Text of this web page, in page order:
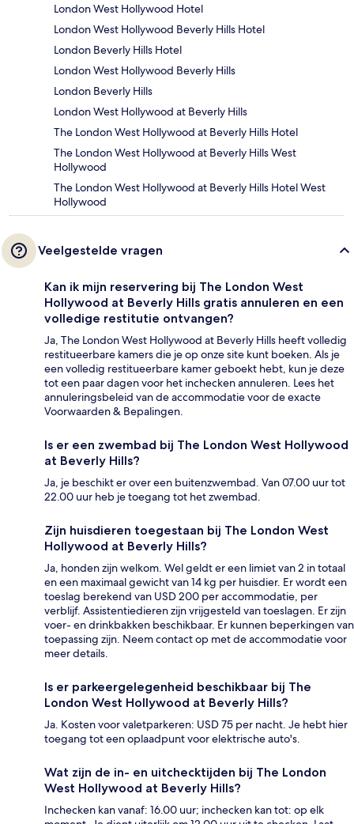
London West Hollywood Hotel
London West Hollywood Beverly Hills Hotel
London Beverly Hills Hotel
London West Hollywood Beverly Hills
London Beverly Hills
London West Hollywood at Beverly Hills
The London West Hollywood at Beverly Hills Hotel
The London West Hollywood at Beverly Hills West
Hollywood
The London West Hollywood at Beverly Hills Hotel West
Hollywood
Veelgestelde vragen
Kan ik mijn reservering bij The London West
Hollywood at Beverly Hills gratis annuleren en een
volledige restitutie ontvangen?
Ja, The London West Hollywood at Beverly Hills heeft volledig
restitueerbare kamers die je op onze site kunt boeken. Als je
een volledig restitueerbare kamer geboekt hebt, kun je deze
tot een paar dagen voor het inchecken annuleren. Lees het
annuleringsbeleid van de accommodatie voor de exacte
Voorwaarden & Bepalingen.
Is er een zwembad bij The London West Hollywood
at Beverly Hills?
Ja, je beschikt er over een buitenzwembad. Van 07.00 uur tot
22.00 uur heb je toegang tot het zwembad.
Zijn huisdieren toegestaan bij The London West
Hollywood at Beverly Hills?
Ja, honden zijn welkom. Wel geldt er een limiet van 2 in totaal
en een maximaal gewicht van 14 kg per huisdier. Er wordt een
toeslag berekend van USD 200 per accommodatie, per
verblijf. Assistentiedieren zijn vrijgesteld van toeslagen. Er zijn
voer- en drinkbakken beschikbaar. Er kunnen beperkingen van
toepassing zijn. Neem contact op met de accommodatie voor
meer details.
Is er parkeergelegenheid beschikbaar bij The
London West Hollywood at Beverly Hills?
Ja. Kosten voor valetparkeren: USD 75 per nacht. Je hebt hier
toegang tot een oplaadpunt voor elektrische auto's.
Wat zijn de in- en uitchecktijden bij The London
West Hollywood at Beverly Hills?
Inchecken kan vanaf: 16.00 uur; inchecken kan tot: op elk